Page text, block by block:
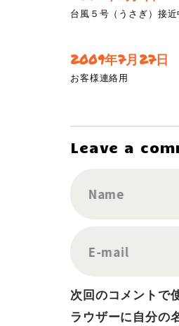
台風５号（うさぎ）接近
2009年7月27日
お客様連絡用
Leave a
Name
E-mail
次回のコメントで
ラウザーに自分の